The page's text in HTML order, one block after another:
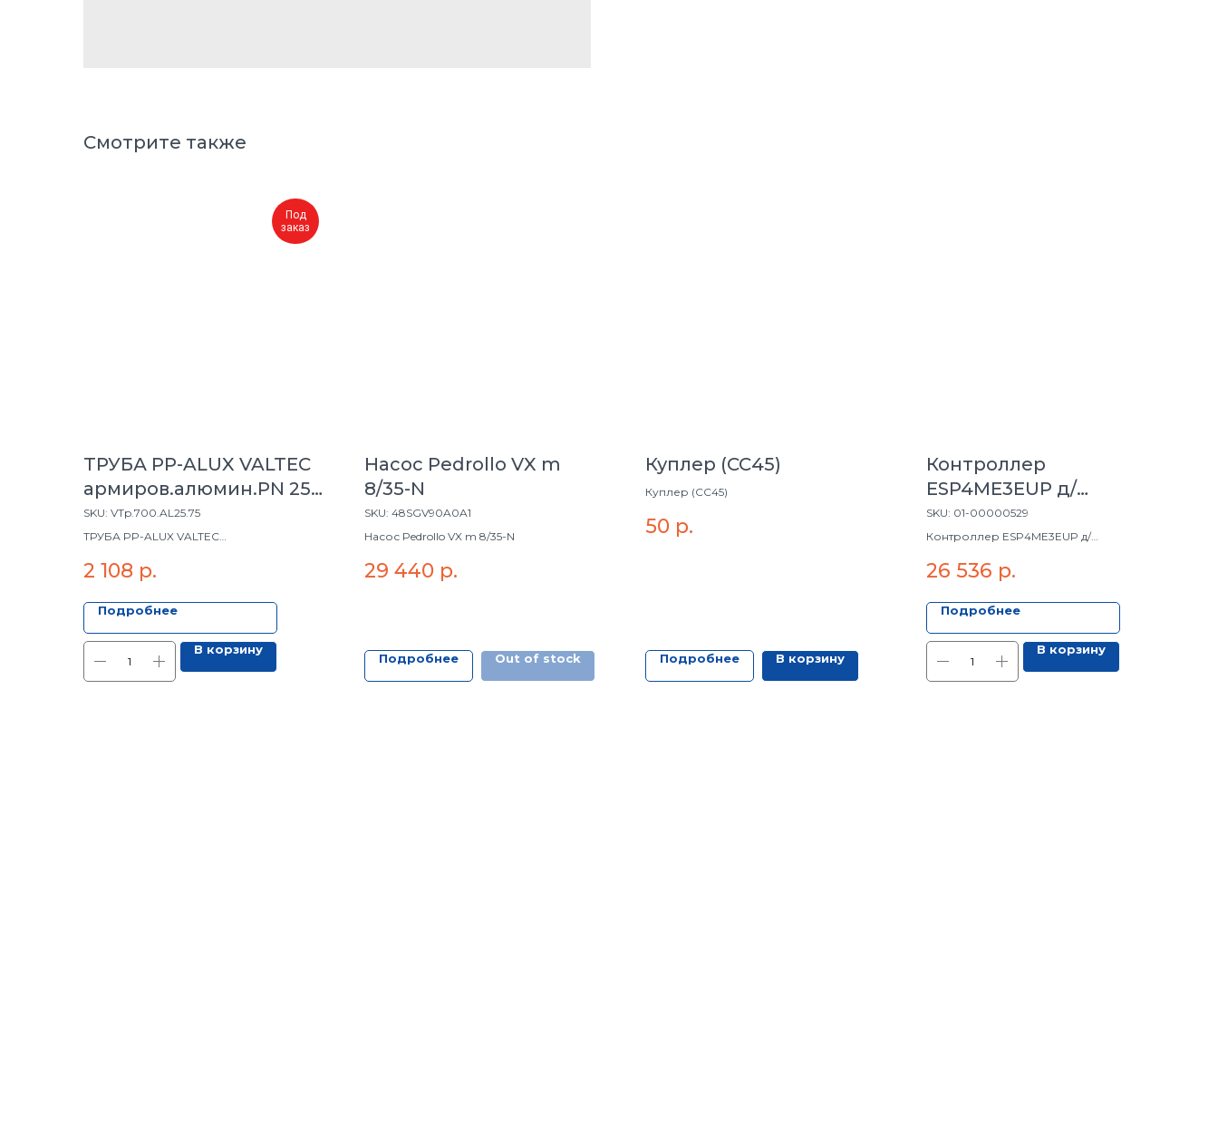
Смотрите также
Под
заказ
ТРУБА PP-ALUX VALTEC
армиров.алюмин.PN 25
,75мм
SKU: VTp.700.AL25.75
ТРУБА PP-ALUX VALTEC
2 108 р.
Подробнее
В корзину
Насос Pedrollo VX m
8/35-N
SKU: 48SGV90A0A1
Насос Pedrollo VX m 8/35-N
29 440 р.
Подробнее Out of stock
Куплер (СС45)
Куплер (СС45)
50 р.
Подробнее В корзину
Контроллер
ESP4ME3EUP д/
нар.монтажа(4-22станц)
SKU: 01-00000529
Контроллер ESP4ME3EUP д/
26 536 р.
Подробнее
В корзину